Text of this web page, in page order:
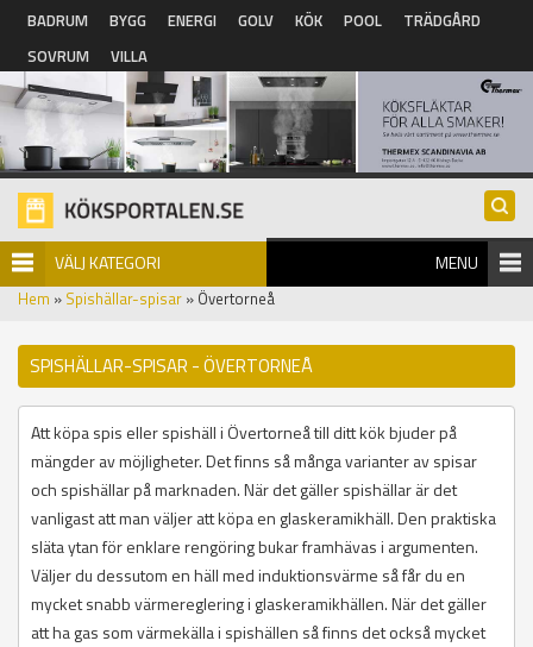
Hoppa till huvudinnehåll
BADRUM BYGG ENERGI GOLV KÖK POOL
TRÄDGÅRD
SOVRUM
VILLA
VÄLJ KATEGORI MENU
Hem » Spishällar-spisar » Övertorneå
SPISHÄLLAR-SPISAR - ÖVERTORNEÅ
Att köpa spis eller spishäll i Övertorneå till ditt kök bjuder på
mängder av möjligheter. Det finns så många varianter av spisar
och spishällar på marknaden. När det gäller spishällar är det
vanligast att man väljer att köpa en glaskeramikhäll. Den praktiska
släta ytan för enklare rengöring bukar framhävas i argumenten.
Väljer du dessutom en häll med induktionsvärme så får du en
mycket snabb värmereglering i glaskeramikhällen. När det gäller
att ha gas som värmekälla i spishällen så finns det också mycket